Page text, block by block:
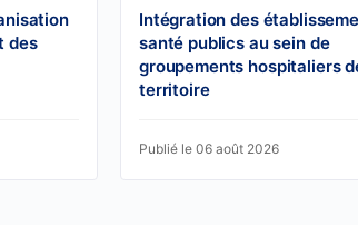
des
Intégration des
santé publics au sein de
groupements hospitaliers
territoire
Publié le 06 août 2026